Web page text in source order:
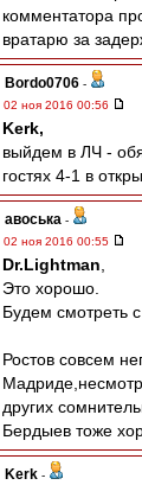
комментатора
вратарю за
Bordo0706 -
02 ноя 2016 00:56
Kerk,
выйдем в ЛЧ -
гостях 4-1 в
авоська -
02 ноя 2016 00:55
Dr.Lightman
Это хорошо.
Будем смотреть
Ростов совсем
других
Бердыев тоже
Kerk -